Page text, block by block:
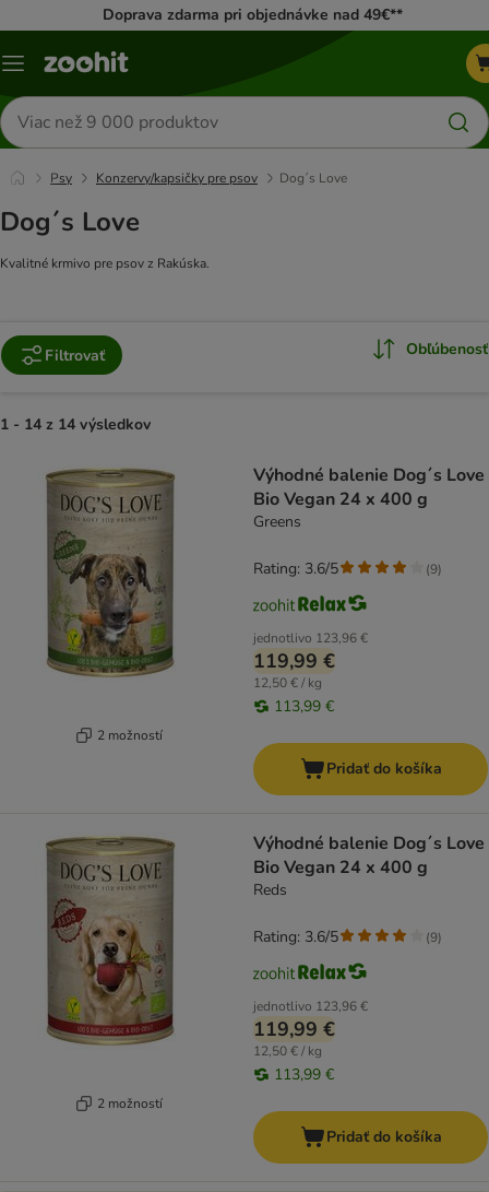
Doprava zdarma pri objednávke nad 49€**
Kategórie
Hľadať
produkty
Psy Konzervy/kapsičky pre psov Dog´s Love
Dog´s Love
Kvalitné krmivo pre psov z Rakúska.
Filtrovať Obľúbenosť
1 - 14 z 14 výsledkov
2 možností
Výhodné balenie Dog´s Love
Bio Vegan 24 x 400 g
Greens
jednotlivo 123,96 €
119,99 €
12,50 € / kg
113,99 €
Rating: 3.6/5 (9)
Pridať do košíka
2 možností
Výhodné balenie Dog´s Love
Bio Vegan 24 x 400 g
Reds
jednotlivo 123,96 €
119,99 €
12,50 € / kg
113,99 €
Rating: 3.6/5 (9)
Pridať do košíka